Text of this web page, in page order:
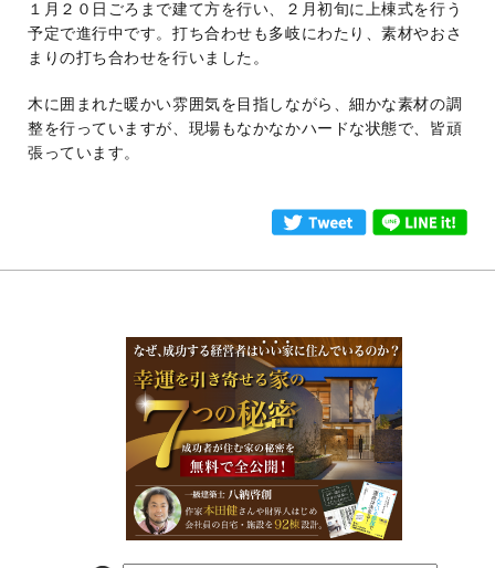
１月２０日ごろまで建て方を行い、２月初旬に上棟式を行う
予定で進行中です。打ち合わせも多岐にわたり、素材やおさ
まりの打ち合わせを行いました。
木に囲まれた暖かい雰囲気を目指しながら、細かな素材の調
整を行っていますが、現場もなかなかハードな状態で、皆頑
張っています。